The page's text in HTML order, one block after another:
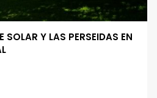
SOLAR Y LAS PERSEIDAS EN